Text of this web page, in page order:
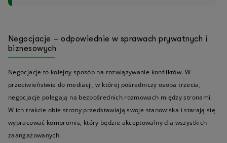
Negocjacje – odpowiednie w sprawach prywatnych i
biznesowych
Negocjacje to kolejny sposób na rozwiązywanie konfliktów. W
przeciwieństwie do mediacji, w której pośredniczy osoba trzecia,
negocjacje polegają na bezpośrednich rozmowach między stronami.
W ich trakcie obie strony przedstawiają swoje stanowiska i starają się
wypracować kompromis, który będzie akceptowalny dla wszystkich
zaangażowanych.